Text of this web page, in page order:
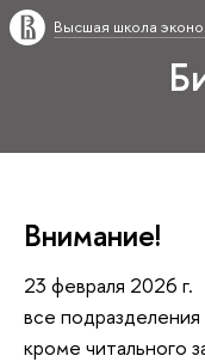
Высшая школа
Внимание!
23 февраля 2026 г.
все
кроме читального